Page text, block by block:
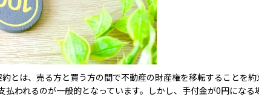
とは、売る方と買う方の間で不動産の財産権を移転することを
われるのが一般的となっています。しかし、手付金が0円にな